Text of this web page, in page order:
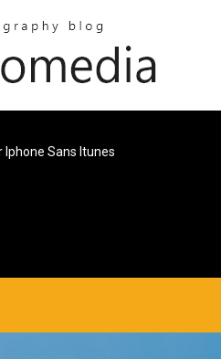
Iphone Sans Itunes